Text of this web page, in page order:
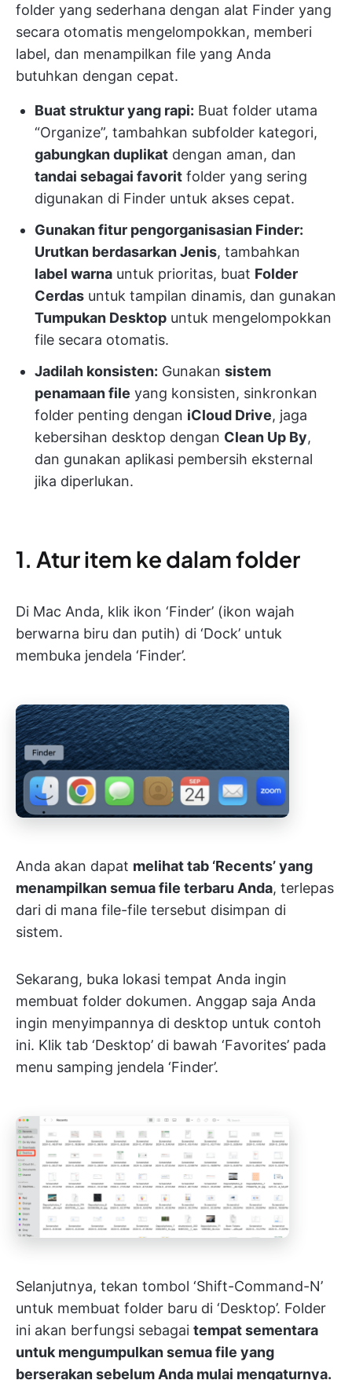
folder yang sederhana dengan alat Finder yang
secara otomatis mengelompokkan, memberi
label, dan menampilkan file yang Anda
butuhkan dengan cepat.
Buat struktur yang rapi: Buat folder utama
“Organize”, tambahkan subfolder kategori,
gabungkan duplikat dengan aman, dan
tandai sebagai favorit folder yang sering
digunakan di Finder untuk akses cepat.
Gunakan fitur pengorganisasian Finder:
Urutkan berdasarkan Jenis, tambahkan
label warna untuk prioritas, buat Folder
Cerdas untuk tampilan dinamis, dan gunakan
Tumpukan Desktop untuk mengelompokkan
file secara otomatis.
Jadilah konsisten: Gunakan sistem
penamaan file yang konsisten, sinkronkan
folder penting dengan iCloud Drive, jaga
kebersihan desktop dengan Clean Up By,
dan gunakan aplikasi pembersih eksternal
jika diperlukan.
1. Atur item ke dalam folder
Di Mac Anda, klik ikon ‘Finder’ (ikon wajah
berwarna biru dan putih) di ‘Dock’ untuk
membuka jendela ‘Finder’.
Anda akan dapat melihat tab ‘Recents’ yang
menampilkan semua file terbaru Anda, terlepas
dari di mana file-file tersebut disimpan di
sistem.
Sekarang, buka lokasi tempat Anda ingin
membuat folder dokumen. Anggap saja Anda
ingin menyimpannya di desktop untuk contoh
ini. Klik tab ‘Desktop’ di bawah ‘Favorites’ pada
menu samping jendela ‘Finder’.
Selanjutnya, tekan tombol ‘Shift-Command-N’
untuk membuat folder baru di ‘Desktop’. Folder
ini akan berfungsi sebagai tempat sementara
untuk mengumpulkan semua file yang
berserakan sebelum Anda mulai mengaturnya.